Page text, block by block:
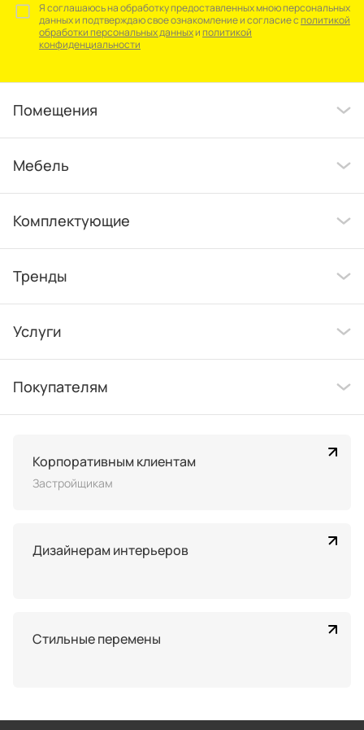
Я соглашаюсь на обработку предоставленных мною персональных
данных и подтверждаю свое ознакомление и согласие сполитикой
обработки персональных данныхиполитикой
конфиденциальности
Помещения
Мебель
Комплектующие
Тренды
Услуги
Покупателям
Корпоративным клиентам
Застройщикам
Дизайнерам интерьеров
Стильные перемены